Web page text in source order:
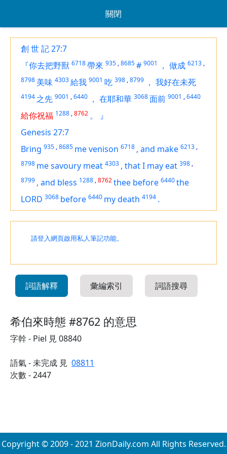
關閉
創 世 記 27:7
『你去把野獸 6718帶來 935 ,8685# 9001 ， 做成 6213 ,
8798 美味 4303給我 9001 吃 398 ,8799 ， 我好在未死
4194 之先 9001 ,6440 ， 在耶和華 3068面前 9001 ,6440
給你祝福 1288 ,8762 。
』
Genesis 27:7
Bring 935 ,8685 me venison 6718 , and make 6213 ,
8798 me savoury meat 4303 , that I may eat 398 ,
8799 , and bless 1288 ,8762thee before 6440the
LORD 3068 before 6440 my death 4194 .
請登入網頁啟用私人筆記功能。
詞語解釋 彙編索引 詞語搜尋
希伯來時態 #8762 的意思
字幹 - Piel 見 08840
語氣 - 未完成 見 08811
次數 - 2447
Copyright © 2009 - 2021 ZionDaily.com All Rights Reserved.